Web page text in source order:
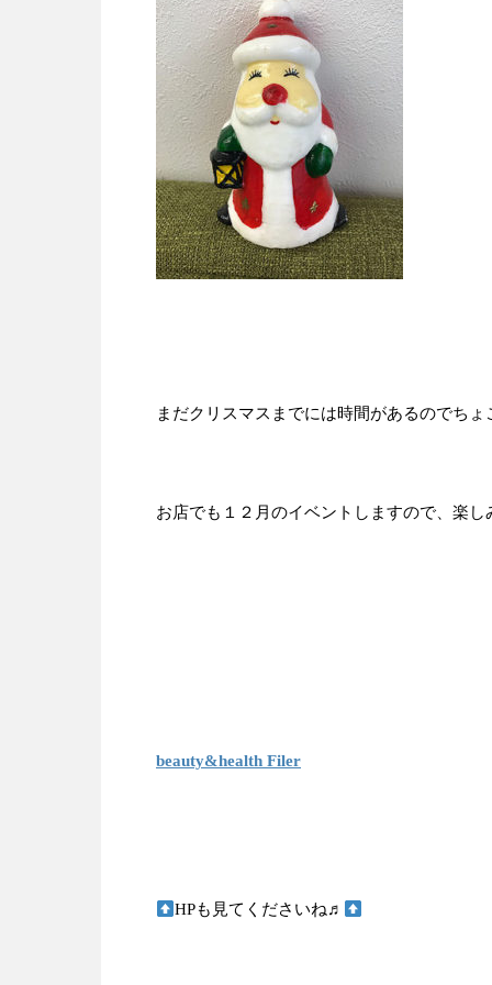
まだクリスマスまでには時間があるのでち
お店でも１２月のイベントしますので、楽し
beauty&health Filer
HPも見てくださいね♬